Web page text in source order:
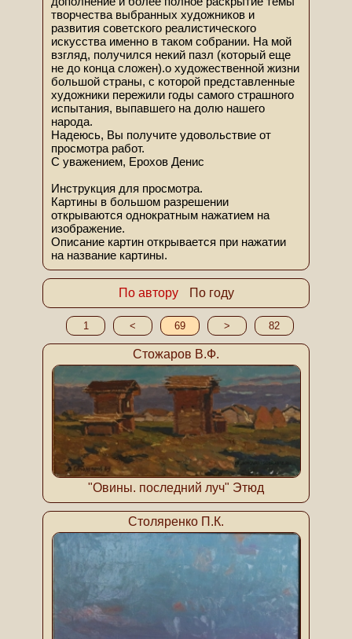
творчества выбранных художников и
развития советского реалистического
искусства именно в таком собрании. На мой
взгляд, получился некий пазл (который еще
не до конца сложен).о художественной жизни
большой страны, с которой представленные
художники пережили годы самого страшного
испытания, выпавшего на долю нашего
народа.
Надеюсь, Вы получите удовольствие от
просмотра работ.
С уважением, Ерохов Денис
Инструкция для просмотра.
Картины в большом разрешении
открываются однократным нажатием на
изображение.
Описание картин открывается при нажатии
на название картины.
По автору По году
1 < 69 > 82
Стожаров В.Ф.
"Овины. последний луч" Этюд
Столяренко П.К.